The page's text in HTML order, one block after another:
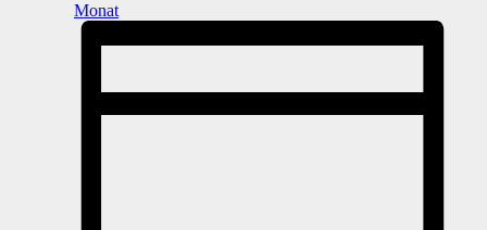
Monat